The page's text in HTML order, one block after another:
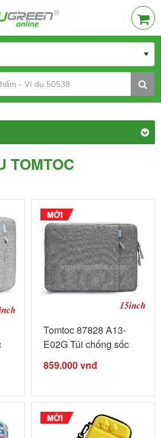
TOMTOC
Tomtoc 87828 A13-
E02G Túi chống sốc
TOMTOC ...
859.000vnđ